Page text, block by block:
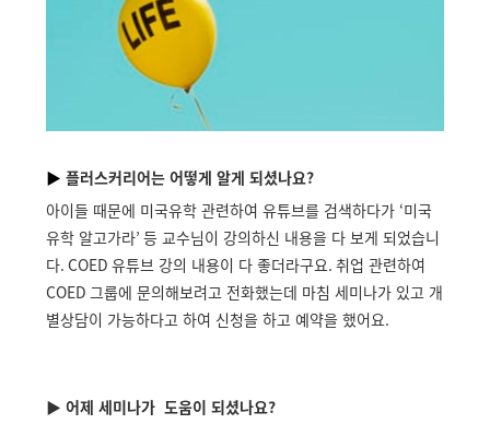
▶ 플러스커리어는 어떻게 알게 되셨나요?
아이들 때문에 미국유학 관련하여 유튜브를 검색하다가 ‘미국
유학 알고가라’ 등 교수님이 강의하신 내용을 다 보게 되었습니
다. COED 유튜브 강의 내용이 다 좋더라구요. 취업 관련하여
COED 그룹에 문의해보려고 전화했는데 마침 세미나가 있고 개
별상담이 가능하다고 하여 신청을 하고 예약을 했어요.
▶ 어제 세미나가 도움이 되셨나요?